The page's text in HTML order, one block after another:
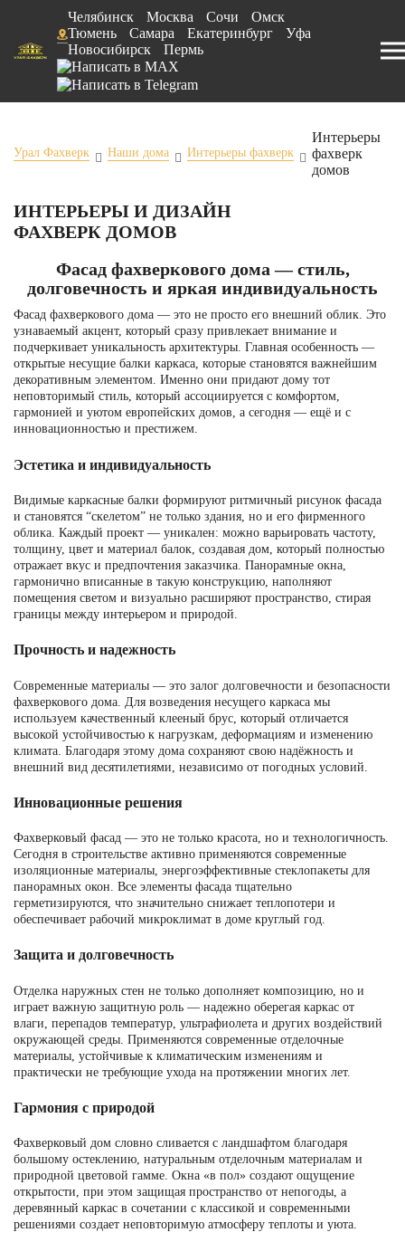
Челябинск Москва Сочи
Омск
Тюмень
Самара Екатеринбург
Уфа
Новосибирск
Пермь
Урал Фахверк Наши дома Интерьеры фахверк
Интерьеры
фахверк
домов
ИНТЕРЬЕРЫ И ДИЗАЙН
ФАХВЕРК ДОМОВ
Фасад фахверкового дома — стиль,
долговечность и яркая индивидуальность
Фасад фахверкового дома — это не просто его внешний облик. Это
узнаваемый акцент, который сразу привлекает внимание и
подчеркивает уникальность архитектуры. Главная особенность —
открытые несущие балки каркаса, которые становятся важнейшим
декоративным элементом. Именно они придают дому тот
неповторимый стиль, который ассоциируется с комфортом,
гармонией и уютом европейских домов, а сегодня — ещё и с
инновационностью и престижем.
Эстетика и индивидуальность
Видимые каркасные балки формируют ритмичный рисунок фасада
и становятся “скелетом” не только здания, но и его фирменного
облика. Каждый проект — уникален: можно варьировать частоту,
толщину, цвет и материал балок, создавая дом, который полностью
отражает вкус и предпочтения заказчика. Панорамные окна,
гармонично вписанные в такую конструкцию, наполняют
помещения светом и визуально расширяют пространство, стирая
границы между интерьером и природой.
Прочность и надежность
Современные материалы — это залог долговечности и безопасности
фахверкового дома. Для возведения несущего каркаса мы
используем качественный клееный брус, который отличается
высокой устойчивостью к нагрузкам, деформациям и изменению
климата. Благодаря этому дома сохраняют свою надёжность и
внешний вид десятилетиями, независимо от погодных условий.
Инновационные решения
Фахверковый фасад — это не только красота, но и технологичность.
Сегодня в строительстве активно применяются современные
изоляционные материалы, энергоэффективные стеклопакеты для
панорамных окон. Все элементы фасада тщательно
герметизируются, что значительно снижает теплопотери и
обеспечивает рабочий микроклимат в доме круглый год.
Защита и долговечность
Отделка наружных стен не только дополняет композицию, но и
играет важную защитную роль — надежно оберегая каркас от
влаги, перепадов температур, ультрафиолета и других воздействий
окружающей среды. Применяются современные отделочные
материалы, устойчивые к климатическим изменениям и
практически не требующие ухода на протяжении многих лет.
Гармония с природой
Фахверковый дом словно сливается с ландшафтом благодаря
большому остеклению, натуральным отделочным материалам и
природной цветовой гамме. Окна «в пол» создают ощущение
открытости, при этом защищая пространство от непогоды, а
деревянный каркас в сочетании с классикой и современными
решениями создает неповторимую атмосферу теплоты и уюта.